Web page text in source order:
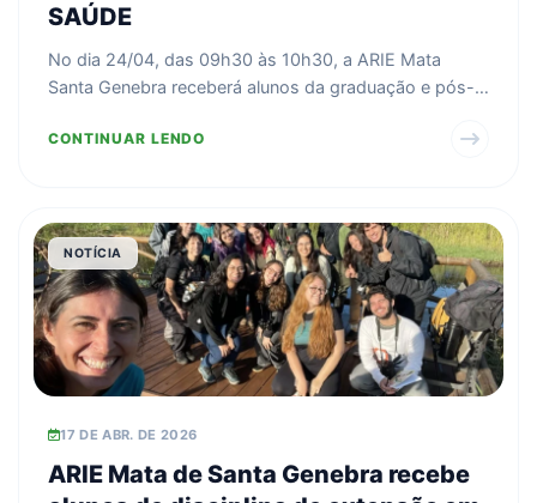
SAÚDE
No dia 24/04, das 09h30 às 10h30, a ARIE Mata
Santa Genebra receberá alunos da graduação e pós-
CONTINUAR LENDO
NOTÍCIA
17 DE ABR. DE 2026
ARIE Mata de Santa Genebra recebe